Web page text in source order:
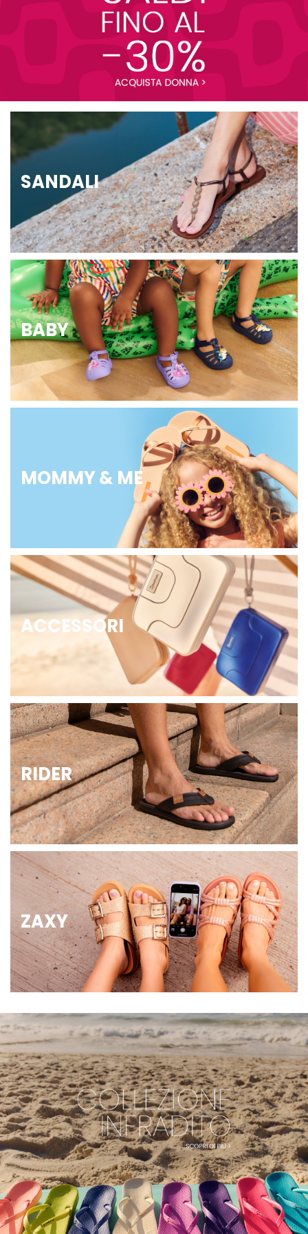
SANDALI
BABY
MOMMY & ME
ACCESSORI
RIDER
ZAXY